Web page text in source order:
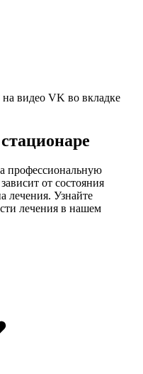
видео VK во вкладке
профессиональную
от состояния
лечения. Узнайте
лечения в нашем